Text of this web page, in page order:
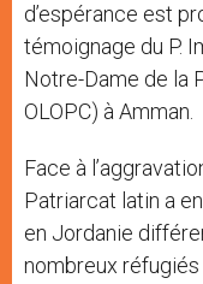
d’espérance est
témoignage du P.
Notre-Dame de la
OLOPC) à Amman.
Face à
Patriarcat latin a
en Jordanie
nombreux